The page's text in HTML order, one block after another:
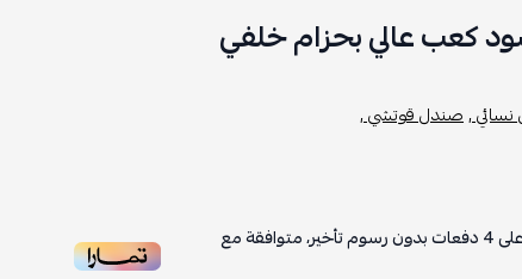
كعب عالي بحزام خلفي
,صندل قوتشي ,
على4دفعات بدون رسوم تأخير، متوافقة مع